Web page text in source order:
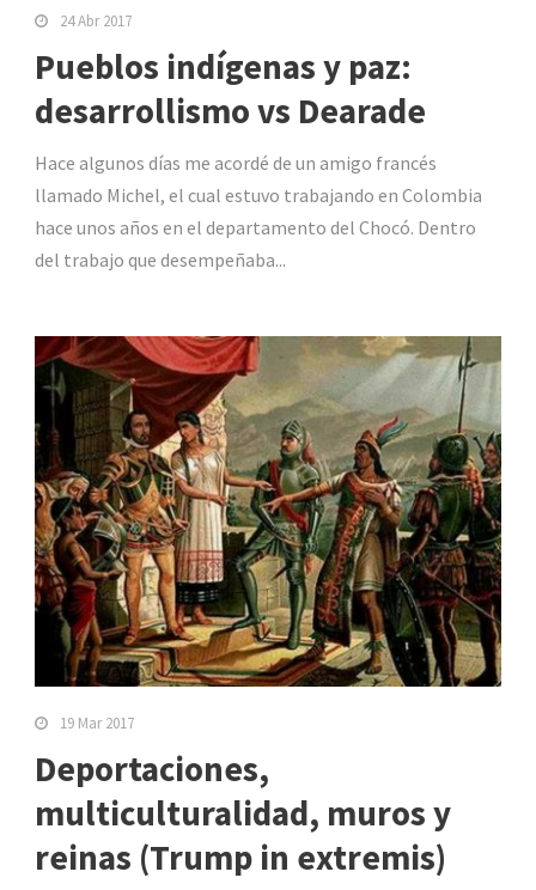
24 Abr 2017
Pueblos indígenas y paz:
desarrollismo vs Dearade
Hace algunos días me acordé de un amigo francés
llamado Michel, el cual estuvo trabajando en Colombia
hace unos años en el departamento del Chocó. Dentro
del trabajo que desempeñaba...
19 Mar 2017
Deportaciones,
multiculturalidad, muros y
reinas (Trump in extremis)